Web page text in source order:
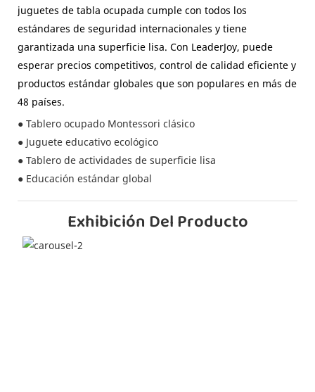
juguetes de tabla ocupada cumple con todos los
estándares de seguridad internacionales y tiene
garantizada una superficie lisa. Con LeaderJoy, puede
esperar precios competitivos, control de calidad eficiente y
productos estándar globales que son populares en más de
48 países.
● Tablero ocupado Montessori clásico
● Juguete educativo ecológico
● Tablero de actividades de superficie lisa
● Educación estándar global
Exhibición Del Producto